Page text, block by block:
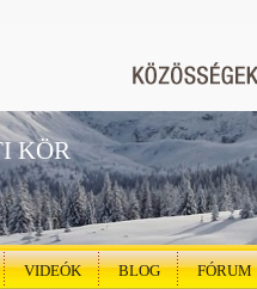
KÖR
VIDEÓK BLOG FÓRUM